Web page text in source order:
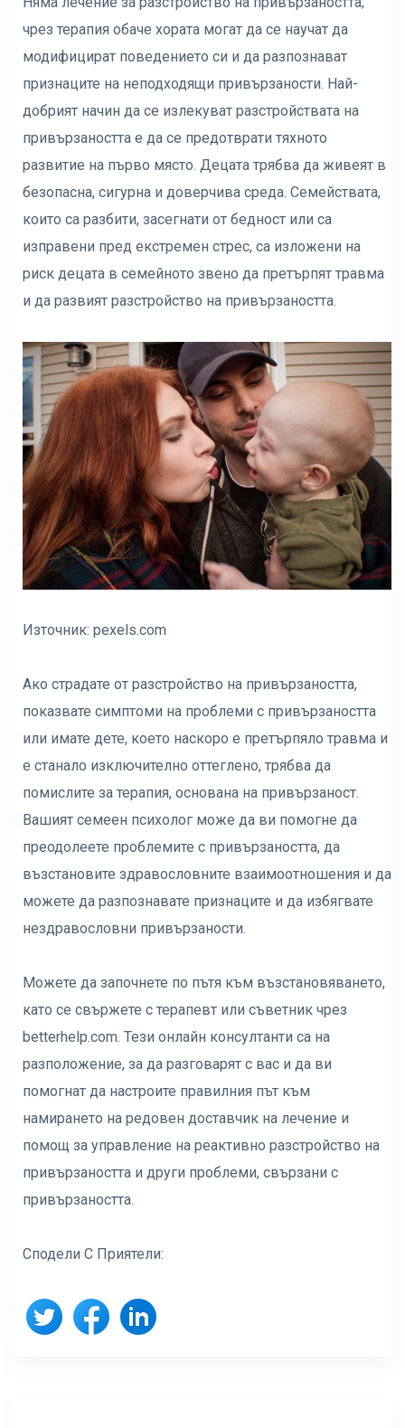
чрез терапия обаче хората могат да се научат да
модифицират поведението си и да разпознават
признаците на неподходящи привързаности. Най-
добрият начин да се излекуват разстройствата на
привързаността е да се предотврати тяхното
развитие на първо място. Децата трябва да живеят в
безопасна, сигурна и доверчива среда. Семействата,
които са разбити, засегнати от бедност или са
изправени пред екстремен стрес, са изложени на
риск децата в семейното звено да претърпят травма
и да развият разстройство на привързаността.
Източник: pexels.com
Ако страдате от разстройство на привързаността,
показвате симптоми на проблеми с привързаността
или имате дете, което наскоро е претърпяло травма и
е станало изключително оттеглено, трябва да
помислите за терапия, основана на привързаност.
Вашият семеен психолог може да ви помогне да
преодолеете проблемите с привързаността, да
възстановите здравословните взаимоотношения и да
можете да разпознавате признаците и да избягвате
нездравословни привързаности.
Можете да започнете по пътя към възстановяването,
като се свържете с терапевт или съветник чрез
betterhelp.com. Тези онлайн консултанти са на
разположение, за да разговарят с вас и да ви
помогнат да настроите правилния път към
намирането на редовен доставчик на лечение и
помощ за управление на реактивно разстройство на
привързаността и други проблеми, свързани с
привързаността.
Сподели С Приятели: